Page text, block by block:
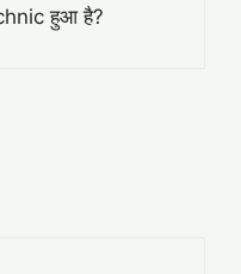
हुआ है?